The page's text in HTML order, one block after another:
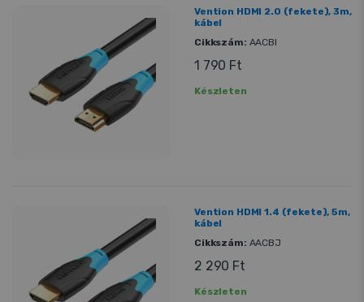
Vention HDMI 2.0 (fekete), 3m,
kábel
Cikkszám: AACBI
1 790 Ft
Készleten
Vention HDMI 1.4 (fekete), 5m,
kábel
Cikkszám: AACBJ
2 290 Ft
Készleten